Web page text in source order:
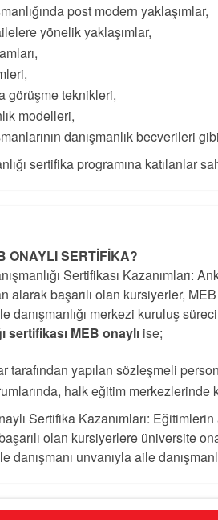
post modern yaklaşımlar,
yönelik yaklaşımlar,
görüşme teknikleri,
modelleri,
danışmanlık becverileri
sertifika programına katılanlar
ONAYLI SERTİFİKA?
Sertifikası Kazanımları:
alarak başarılı olan kursiyerler,
danışmanlığı merkezi kuruluş
sertifikası MEB onaylı ise;
tarafından yapılan sözleşmeli
halk eğitim merkezlerinde
Sertifika Kazanımları:
olan kursiyerlere üniversite
danışmanı unvanıyla aile